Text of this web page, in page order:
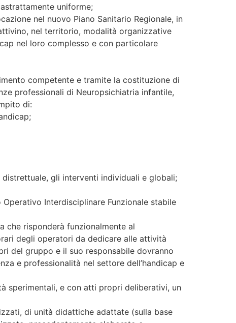
uniforme;
nel nuovo Piano Sanitario Regionale, in
nel territorio, modalità organizzative
nel loro complesso e con particolare
competente e tramite la costituzione di
professionali di Neuropsichiatria infantile,
di:
gli interventi individuali e globali;
Interdisciplinare Funzionale stabile
che risponderà funzionalmente al
degli operatori da dedicare alle attività
del gruppo e il suo responsabile dovranno
e professionalità nel settore dell’handicap e
sperimentali, e con atti propri deliberativi, un
di unità didattiche adattate (sulla base